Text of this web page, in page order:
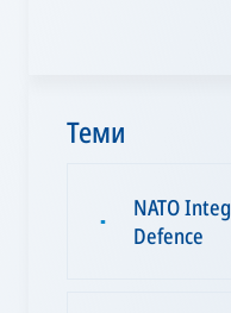
Теми
▪
NATO
Defence